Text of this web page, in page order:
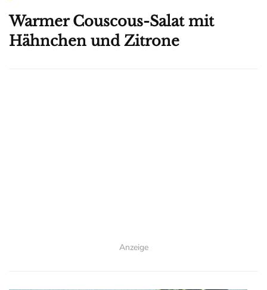
Warmer Couscous-Salat mit
Hähnchen und Zitrone
Anzeige